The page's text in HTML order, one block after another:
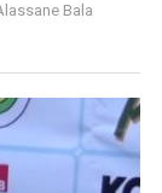
Bala